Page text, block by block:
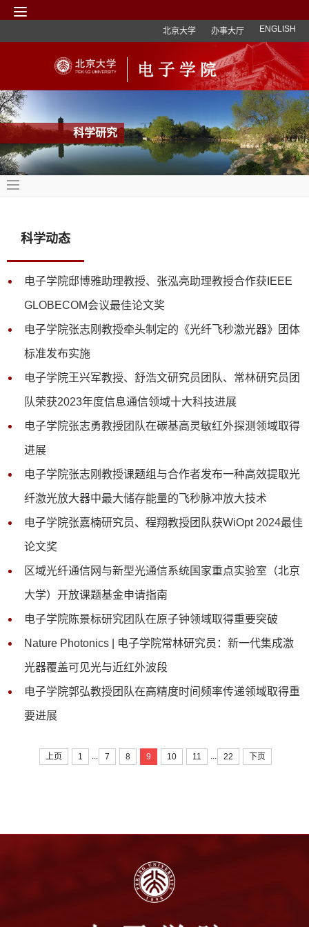
北京大学 办事大厅 ENGLISH
科学研究
科学动态
电子学院邸博雅助理教授、张泓亮助理教授合作获IEEE
GLOBECOM会议最佳论文奖
电子学院张志刚教授牵头制定的《光纤飞秒激光器》团体
标准发布实施
电子学院王兴军教授、舒浩文研究员团队、常林研究员团
队荣获2023年度信息通信领域十大科技进展
电子学院张志勇教授团队在碳基高灵敏红外探测领域取得
进展
电子学院张志刚教授课题组与合作者发布一种高效提取光
纤激光放大器中最大储存能量的飞秒脉冲放大技术
电子学院张嘉楠研究员、程翔教授团队获WiOpt 2024最佳
论文奖
区域光纤通信网与新型光通信系统国家重点实验室（北京
大学）开放课题基金申请指南
电子学院陈景标研究团队在原子钟领域取得重要突破
Nature Photonics | 电子学院常林研究员：新一代集成激
光器覆盖可见光与近红外波段
电子学院郭弘教授团队在高精度时间频率传递领域取得重
要进展
上页 1 ... 7 8 9 10 11 ... 22 下页